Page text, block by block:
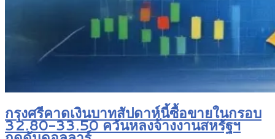
กรุงศรีคาดเงินบาทสัปดาห์นี้ซื้อขายในกรอบ
32.80-33.50 ควันหลงจ้างงานสหรัฐฯ